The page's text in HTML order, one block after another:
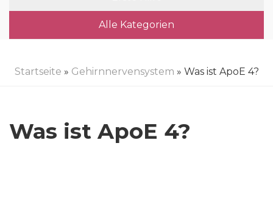
Alle Kategorien
Startseite » Gehirnnervensystem » Was ist ApoE 4?
Was ist ApoE 4?